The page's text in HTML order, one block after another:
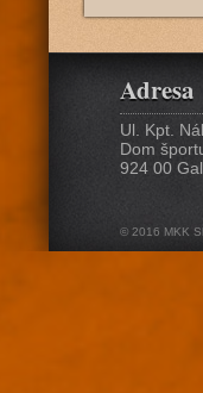
Adresa
Ul. Kpt.
Dom
924 00
© 2016 MKK